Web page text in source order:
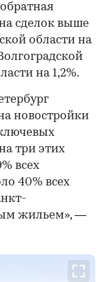
сделок выше
области на
на 1,2%.
новостройки
три этих
всех
40% всех
жильем», —